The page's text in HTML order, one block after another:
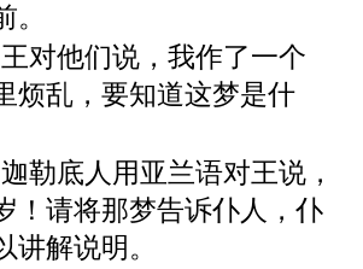
对他们说，我作了一个
烦乱，要知道这梦是什
勒底人用亚兰语对王说，
！请将那梦告诉仆人，仆
讲解说明。